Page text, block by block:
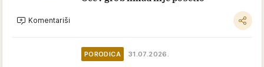
Komentariši
PORODICA 31.07.2026.